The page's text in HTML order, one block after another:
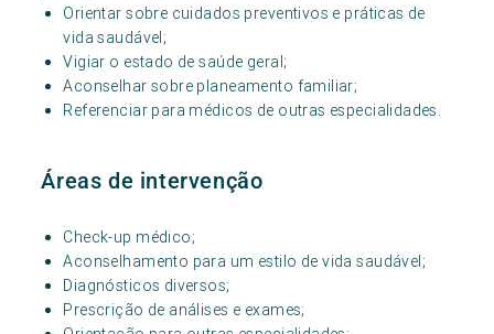
Orientar sobre cuidados preventivos e práticas de
vida saudável;
Vigiar o estado de saúde geral;
Aconselhar sobre planeamento familiar;
Referenciar para médicos de outras especialidades.
Áreas de intervenção
Check-up médico;
Aconselhamento para um estilo de vida saudável;
Diagnósticos diversos;
Prescrição de análises e exames;